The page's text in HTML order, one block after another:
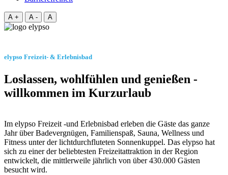
A + A - A
elypso Freizeit- & Erlebnisbad
Loslassen, wohlfühlen und genießen -
willkommen im Kurzurlaub
Im elypso Freizeit -und Erlebnisbad erleben die Gäste das ganze
Jahr über Badevergnügen, Familienspaß, Sauna, Wellness und
Fitness unter der lichtdurchfluteten Sonnenkuppel. Das elypso hat
sich zu einer der beliebtesten Freizeitattraktion in der Region
entwickelt, die mittlerweile jährlich von über 430.000 Gästen
besucht wird.